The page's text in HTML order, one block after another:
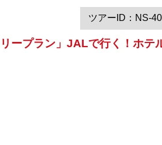
ツアーID：NS-
ープラン」JALで行く！ホ